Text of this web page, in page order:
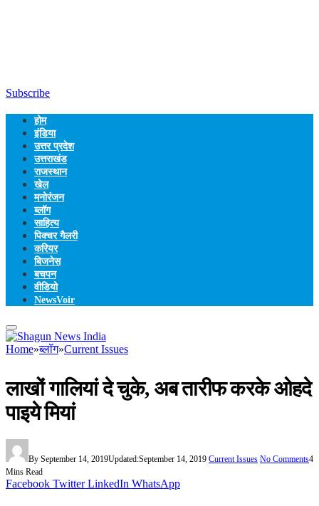
Subscribe
होम
इंडिया
उत्तर प्रदेश
उत्तराखंड
राजस्थान
खेल
मनोरंजन
ब्लॉग
साहित्य
पिक्चर गैलरी
करियर
बिजनेस
बचपन
वीडियो
NewsVoir
Home»ब्लॉग»Current Issues
लाखों गालियां दे चुके, अब तारीफ करके ओहदे
पाइये मियां
By September 14, 2019Updated:September 14, 2019 Current Issues No Comments4
Mins Read
Facebook Twitter LinkedIn WhatsApp